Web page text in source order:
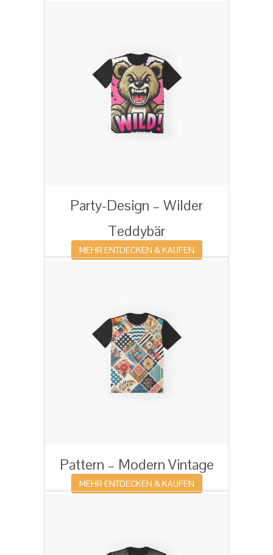
Party-Design – Wilder
Teddybär
MEHR ENTDECKEN & KAUFEN
Pattern – Modern Vintage
MEHR ENTDECKEN & KAUFEN